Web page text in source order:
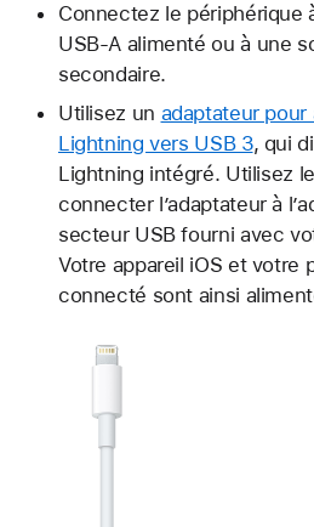
Connectez le périphérique
USB-A alimenté ou à une
secondaire.
Utilisez un adaptateur pour
Lightning vers USB 3, qui
Lightning intégré. Utilisez
connecter l’adaptateur à
secteur USB fourni avec
Votre appareil iOS et votre
connecté sont ainsi